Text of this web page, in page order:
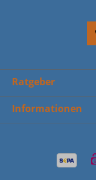
Ratgeber
Informationen